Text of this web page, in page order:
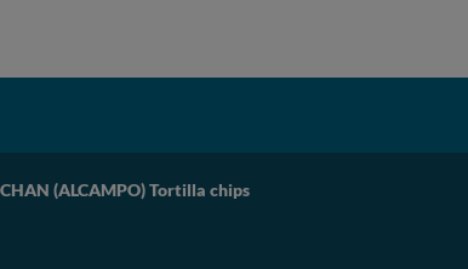
(ALCAMPO) Tortilla chips